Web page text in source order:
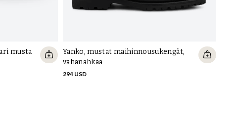
musta
Yanko, mustat maihinnousukengät,
vahanahkaa
294 USD